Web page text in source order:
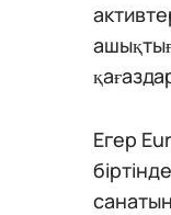
Егер